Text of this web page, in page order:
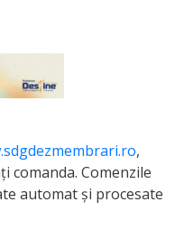
,
comanda. Comenzile
automat și procesate